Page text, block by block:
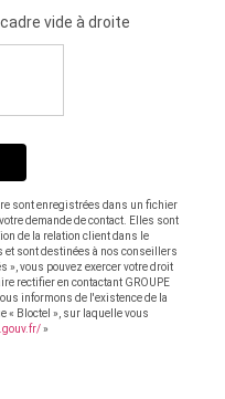
vide à droite
sont enregistrées dans un fichier
demande de contact. Elles sont
de la relation client dans le
sont destinées à nos conseillers
», vous pouvez exercer votre droit
rectifier en contactant GROUPE
informons de l'existence de la
« Bloctel », sur laquelle vous
»